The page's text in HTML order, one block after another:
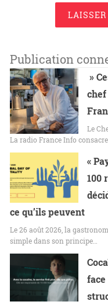
Publication
»
Le
La radio France Info consacre
«
100
ce qu’ils peuvent
Le 26 août 2026, la
simple dans son principe…